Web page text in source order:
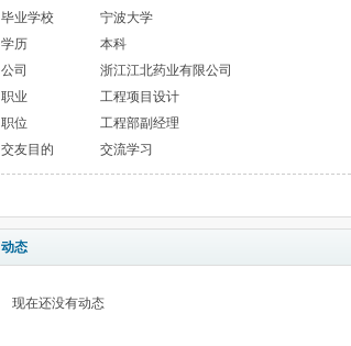
毕业学校
宁波大学
学历
本科
公司
浙江江北药业有限公司
职业
工程项目设计
职位
工程部副经理
交友目的
交流学习
动态
现在还没有动态